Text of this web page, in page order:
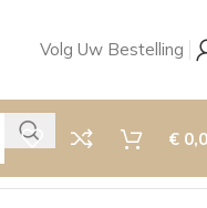
Volg Uw Bestelling
€